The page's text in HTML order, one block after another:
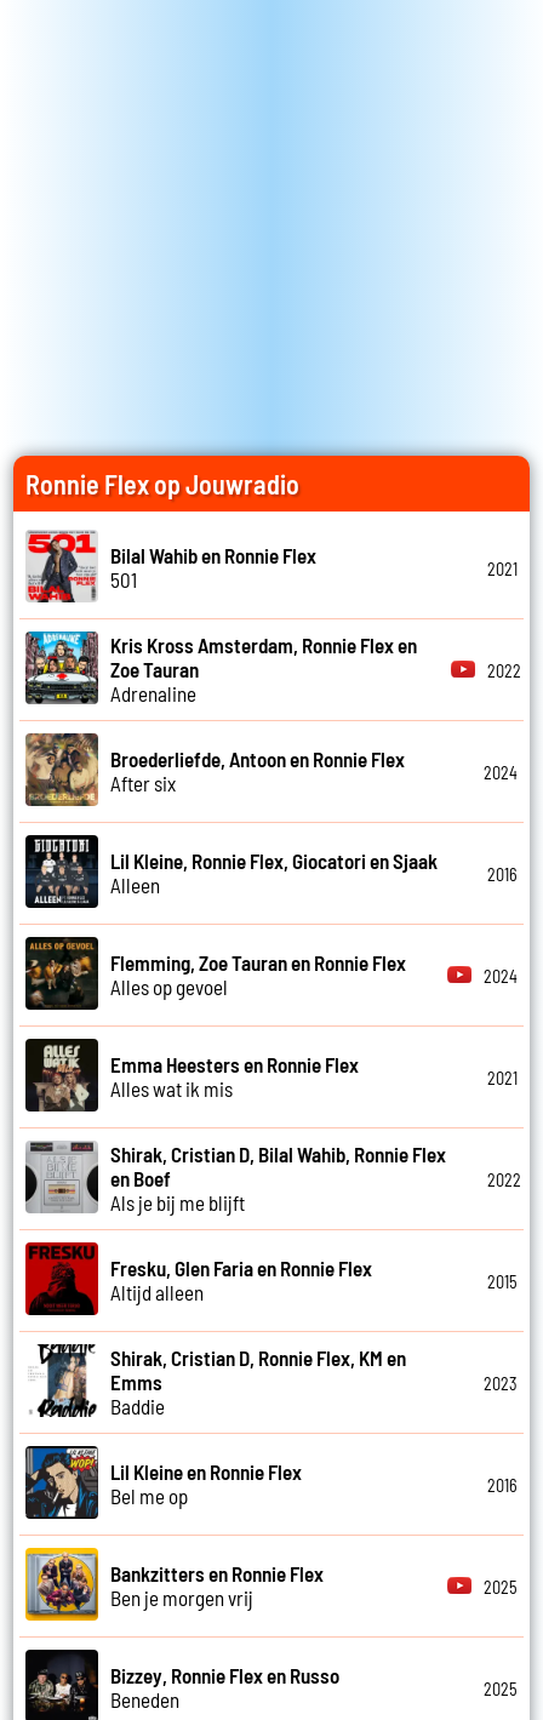
Ronnie Flex op Jouwradio
Bilal Wahib en Ronnie Flex
501
2021
Kris Kross Amsterdam, Ronnie Flex en
Zoe Tauran
Adrenaline
2022
Broederliefde, Antoon en Ronnie Flex
After six
2024
Lil Kleine, Ronnie Flex, Giocatori en Sjaak
Alleen
2016
Flemming, Zoe Tauran en Ronnie Flex
Alles op gevoel
2024
Emma Heesters en Ronnie Flex
Alles wat ik mis
2021
Shirak, Cristian D, Bilal Wahib, Ronnie Flex
en Boef
Als je bij me blijft
2022
Fresku, Glen Faria en Ronnie Flex
Altijd alleen
2015
Shirak, Cristian D, Ronnie Flex, KM en
Emms
Baddie
2023
Lil Kleine en Ronnie Flex
Bel me op
2016
Bankzitters en Ronnie Flex
Ben je morgen vrij
2025
Bizzey, Ronnie Flex en Russo
Beneden
2025